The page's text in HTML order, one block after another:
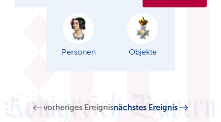
Personen Objekte
vorheriges Ereignisnächstes Ereignis